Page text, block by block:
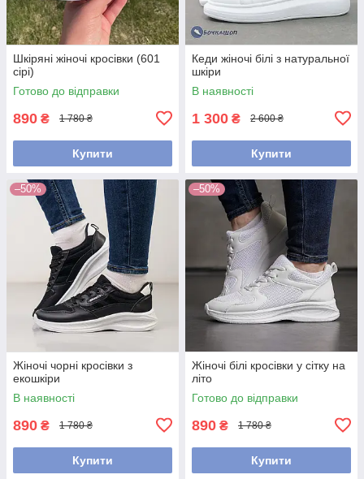
Шкіряні жіночі кросівки (601
сірі)
Готово до відправки
890 ₴ 1 780 ₴
Купити
Кеди жіночі білі з натуральної
шкіри
В наявності
1 300 ₴ 2 600 ₴
Купити
–50%
Жіночі чорні кросівки з
екошкіри
В наявності
890 ₴ 1 780 ₴
Купити
–50%
Жіночі білі кросівки у сітку на
літо
Готово до відправки
890 ₴ 1 780 ₴
Купити